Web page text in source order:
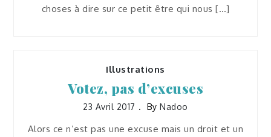
choses à dire sur ce petit être qui nous […]
Illustrations
Votez, pas d’excuses
23 Avril 2017 ByNadoo
Alors ce n’est pas une excuse mais un droit et un